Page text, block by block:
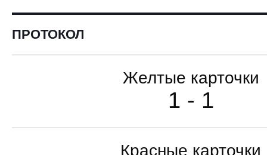
ПРОТОКОЛ
Желтые карточки
1 - 1
Красные карточки